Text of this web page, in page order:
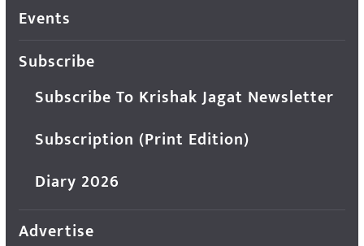
Events
Subscribe
Subscribe To Krishak Jagat Newsletter
Subscription (Print Edition)
Diary 2026
Advertise